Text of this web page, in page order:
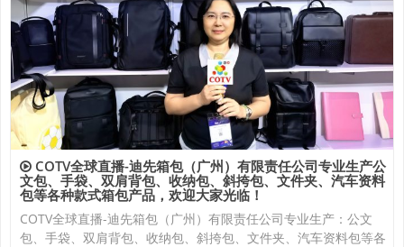
COTV全球直播-迪先箱包（广州）有限责任公司专业生产公
文包、手袋、双肩背包、收纳包、斜挎包、文件夹、汽车资料
包等各种款式箱包产品，欢迎大家光临！
COTV全球直播-迪先箱包（广州）有限责任公司专业生产：公文
包、手袋、双肩背包、收纳包、斜挎包、文件夹、汽车资料包等各